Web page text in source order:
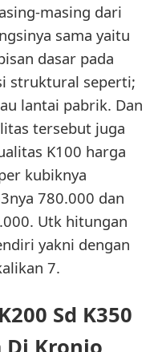
masing dari
sama yaitu
dasar pada
struktural seperti;
lantai pabrik. Dan
tersebut juga
K100 harga
kubiknya
780.000 dan
Utk hitungan
yakni dengan
7.
Sd K350